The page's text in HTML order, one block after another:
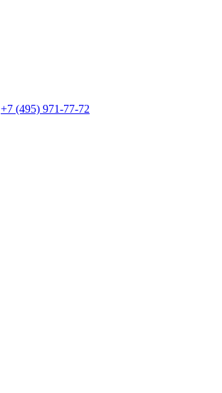
+7 (495) 971-77-72